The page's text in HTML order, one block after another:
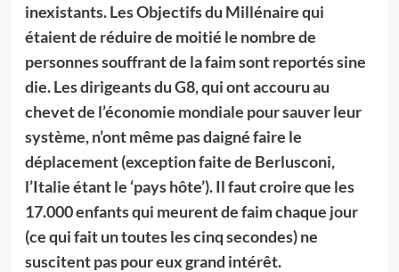
inexistants. Les Objectifs du Millénaire qui
étaient de réduire de moitié le nombre de
personnes souffrant de la faim sont reportés sine
die. Les dirigeants du G8, qui ont accouru au
chevet de l’économie mondiale pour sauver leur
système, n’ont même pas daigné faire le
déplacement (exception faite de Berlusconi,
l’Italie étant le ‘pays hôte’). Il faut croire que les
17.000 enfants qui meurent de faim chaque jour
(ce qui fait un toutes les cinq secondes) ne
suscitent pas pour eux grand intérêt.